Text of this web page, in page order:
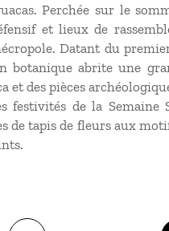
Perchée sur le
et lieux de
Datant du
botanique abrite une
des pièces
festivités de la
de tapis de fleurs aux